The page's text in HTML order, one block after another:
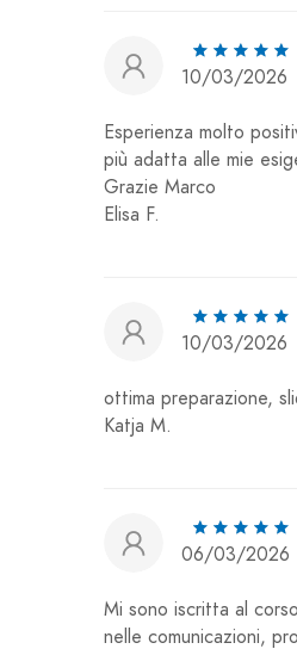
10/03/2026
Esperienza molto
più adatta alle mie
Grazie Marco
Elisa F.
10/03/2026
ottima preparazione,
Katja M.
06/03/2026
Mi sono iscritta al
nelle comunicazioni,